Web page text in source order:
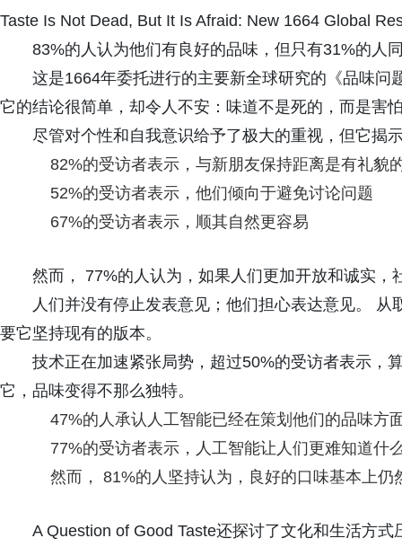
Taste Is Not Dead, But It Is Afraid: New 1664 Global
83%的人认为他们有良好的品味，但只有31%的人
这是1664年委托进行的主要新全球研究的《品味问
它的结论很简单，却令人不安：味道不是死的，而是害
尽管对个性和自我意识给予了极大的重视，但它揭
82%的受访者表示，与新朋友保持距离是有礼貌
52%的受访者表示，他们倾向于避免讨论问题
67%的受访者表示，顺其自然更容易
然而， 77%的人认为，如果人们更加开放和诚实，
人们并没有停止发表意见；他们担心表达意见。
要它坚持现有的版本。
技术正在加速紧张局势，超过50%的受访者表示，
它，品味变得不那么独特。
47%的人承认人工智能已经在策划他们的品味方
77%的受访者表示，人工智能让人们更难知道什
然而， 81%的人坚持认为，良好的口味基本上仍
A Question of Good Taste还探讨了文化和生活方